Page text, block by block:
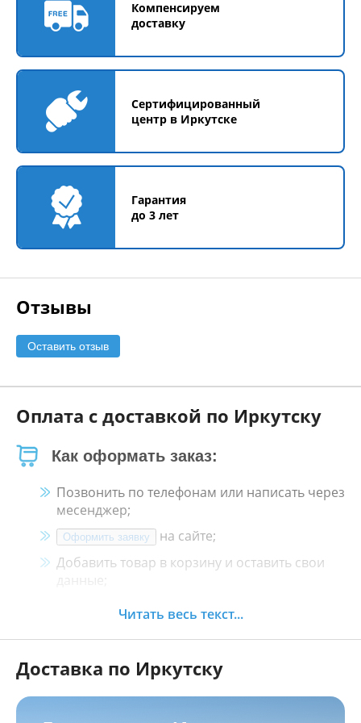
Компенсируем
доставку
Сертифицированный
центр в Иркутске
Гарантия
до 3 лет
Отзывы
Оставить отзыв
Оплата с доставкой по Иркутску
Как оформать заказ:
Позвонить по телефонам или написать через
месенджер;
Оформить заявку
на сайте;
Добавить товар в корзину и оставить свои
данные;
Менеджер свяжется с Вами в течение 30
Как оплатить:
Наличными, пластиковой картой, кредитной
Читать весь текст...
Доставка по Иркутску